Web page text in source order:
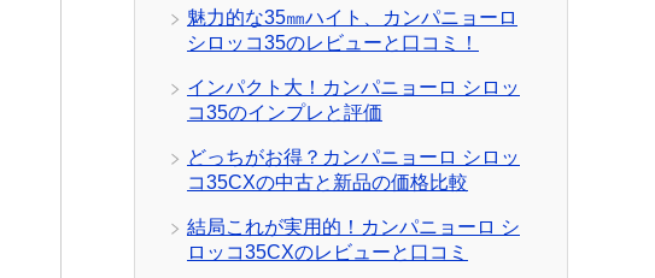
魅力的な35㎜ハイト、カンパニョーロ
シロッコ35のレビューと口コミ！
インパクト大！カンパニョーロ シロッ
コ35のインプレと評価
どっちがお得？カンパニョーロ シロッ
コ35CXの中古と新品の価格比較
結局これが実用的！カンパニョーロ シ
ロッコ35CXのレビューと口コミ